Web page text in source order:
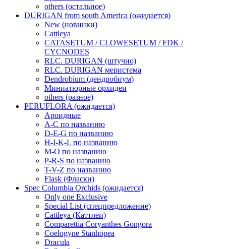
others (остальное)
DURIGAN from south America (ожидается)
New (новинки)
Cattleya
CATASETUM / CLOWESETUM / FDK /
CYCNODES
RLC. DURIGAN (штучно)
RLC. DURIGAN меристема
Dendrobium (дендробиум)
Миниатюрные орхидеи
others (разное)
PERUFLORA (ожидается)
Ароидные
A-C по названию
D-E-G по названию
H-I-K-L по названию
M-O по названию
P-R-S по названию
T-V-Z по названию
Flask (Фласки)
Spec Columbia Orchids (ожидается)
Only one Exclusive
Special List (спецпредложение)
Cattleya (Каттлеи)
Comparettia Coryanthes Gongora
Coelogyne Stanhopea
Dracula